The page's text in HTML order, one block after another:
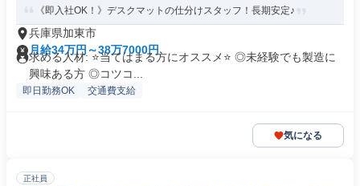
《即入社OK！》デスクマットの仕分けスタッフ！長期安定♪
兵庫県加東市
月給34万円～38万7000円
求める人材: ⭐️当てはまる方にオススメ⭐️ ◎未経験でも製造に
興味ある方 ◎コツコ...
即日勤務OK 交通費支給
気になる
正社員